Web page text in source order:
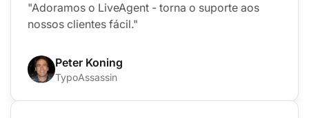
"Adoramos o LiveAgent - torna o suporte aos
nossos clientes fácil."
Peter Koning
TypoAssassin